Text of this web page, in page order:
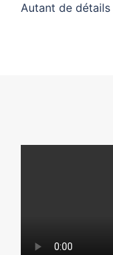
Autant de